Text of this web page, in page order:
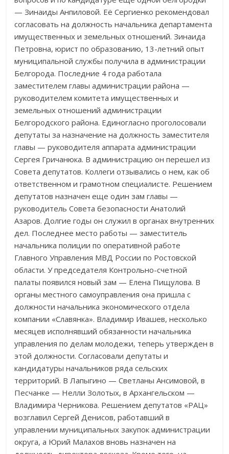
— Зинаиды Анпиловой. Её Сергиенко рекомендовал
согласовать на должность начальника департамента
имущественных и земельных отношений. Зинаида
Петровна, юрист по образованию, 13-летний опыт
муниципальной службы получила в администрации
Белгорода. Последние 4 года работала
заместителем главы администрации района —
руководителем комитета имущественных и
земельных отношений администрации
Белгородского района. Единогласно проголосовали
депутаты за назначение на должность заместителя
главы — руководителя аппарата администрации
Сергея Гричанюка. В администрацию он перешел из
Совета депутатов. Коллеги отзывались о нем, как об
ответственном и грамотном специалисте. Решением
депутатов назначен еще один зам главы —
руководитель Совета безопасности Анатолий
Азаров. Долгие годы он служил в органах внутренних
дел. Последнее место работы — заместитель
начальника полиции по оперативной работе
Главного Управления МВД России по Ростовской
области. У председателя Контрольно-счетной
палаты появился новый зам — Елена Пищулова. В
органы местного самоуправления она пришла с
должности начальника экономического отдела
компании «Славянка». Владимир Ивашев, несколько
месяцев исполнявший обязанности начальника
управления по делам молодежи, теперь утвержден в
этой должности. Согласовали депутаты и
кандидатуры начальников ряда сельских
территорий. В Лапыгино — Светланы Ансимовой, в
Песчанке — Нелли Золотых, в Архангельском —
Владимира Черникова. Решением депутатов «РАЦ»
возглавил Сергей Денисов, работавший в
управлении муниципальных закупок администрации
округа, а Юрий Малахов вновь назначен на